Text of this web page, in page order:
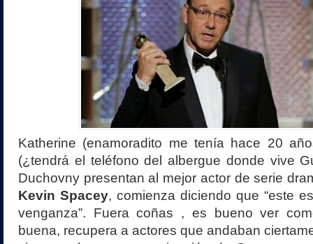
Katherine (enamoradito me tenía hace 20
(¿tendrá el teléfono del albergue donde vive
Duchovny presentan al mejor actor de serie
Kevin Spacey, comienza diciendo que “este
venganza”. Fuera coñas , es bueno ver
buena, recupera a actores que andaban